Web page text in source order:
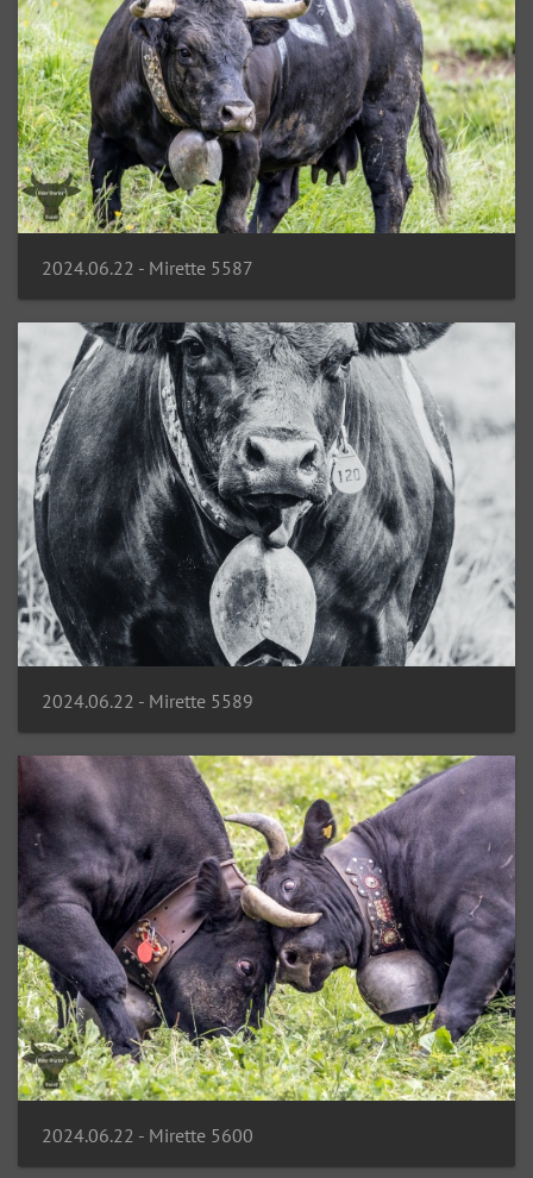
2024.06.22 - Mirette 5587
2024.06.22 - Mirette 5589
2024.06.22 - Mirette 5600